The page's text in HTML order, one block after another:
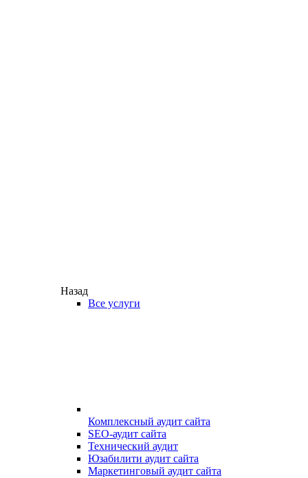
Назад
Все услуги
Комплексный аудит сайта
SEO-аудит сайта
Технический аудит
Юзабилити аудит сайта
Маркетинговый аудит сайта